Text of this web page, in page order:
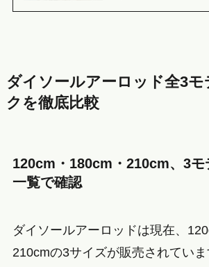
ダイソールアーロッド全3
クを徹底比較
120cm・180cm・210cm、3モ
一覧で確認
ダイソールアーロッドは現在、
210cmの3サイズが販売されてい